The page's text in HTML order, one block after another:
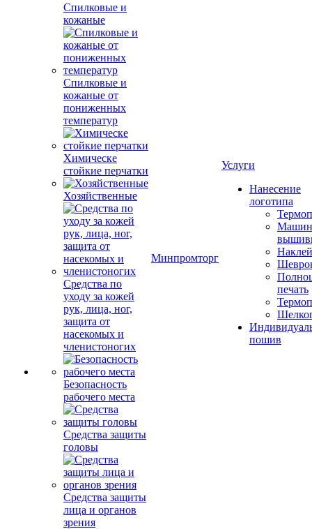
Спилковые и
кожаные
Спилковые и
кожаные от
пониженных
температур
Химическе
стойкие перчатки
Хозяйственные
Средства по
уходу за кожей
рук, лица, ног,
защита от
насекомых и
членистоногих
Безопасность
рабочего места
Средства защиты
головы
Средства защиты
лица и органов
зрения
Минпромторг
Услуги
Нанесение
логотипа
печать
пошив